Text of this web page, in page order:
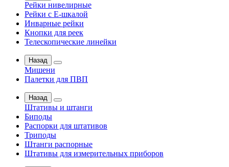
Рейки нивелирные
Рейки с Е-шкалой
Инварные рейки
Кнопки для реек
Телескопические линейки
Назад
Мишени
Палетки для ПВП
Назад
Штативы и штанги
Биподы
Распорки для штативов
Триподы
Штанги распорные
Штативы для измерительных приборов